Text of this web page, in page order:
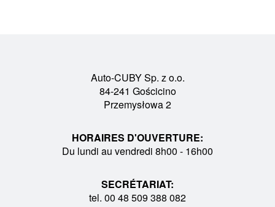
Auto-CUBY Sp. z o.o.
84-241 Gościcino
Przemysłowa 2
HORAIRES D'OUVERTURE:
Du lundi au vendredi 8h00 - 16h00
SECRÉTARIAT:
tel. 00 48 509 388 082